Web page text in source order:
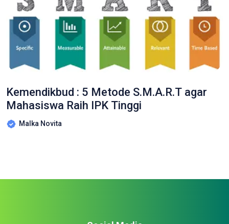
Kemendikbud : 5 Metode S.M.A.R.T agar
Mahasiswa Raih IPK Tinggi
Malka Novita